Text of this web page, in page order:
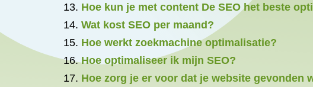
Hoe kun je met content De SEO het beste
Wat kost SEO per maand?
Hoe werkt zoekmachine optimalisatie?
Hoe optimaliseer ik mijn SEO?
Hoe zorg je er voor dat je website gevonden